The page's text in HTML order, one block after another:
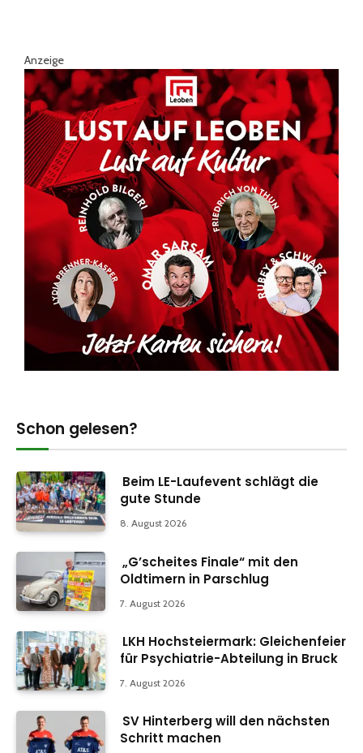
Anzeige
Schon gelesen?
Beim LE-Laufevent schlägt die
gute Stunde
8. August 2026
„G’scheites Finale“ mit den
Oldtimern in Parschlug
7. August 2026
LKH Hochsteiermark: Gleichenfeier
für Psychiatrie-Abteilung in Bruck
7. August 2026
SV Hinterberg will den nächsten
Schritt machen